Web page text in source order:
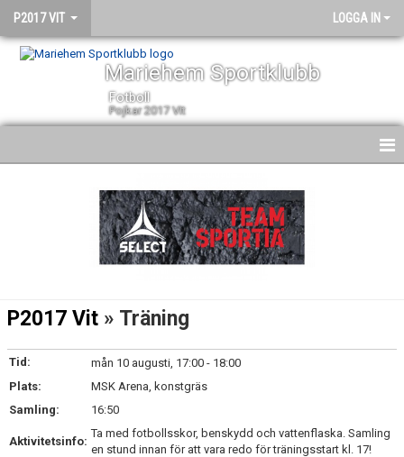
P2017 VIT LOGGA IN
Mariehem Sportklubb
Fotboll
Pojkar 2017 VIt
DOKUMENT
P2017 Vit » Träning
Tid:
mån 10 augusti, 17:00 - 18:00
Plats:
MSK Arena, konstgräs
Samling:
16:50
Aktivitetsinfo:
Ta med fotbollsskor, benskydd och vattenflaska. Samling
en stund innan för att vara redo för träningsstart kl. 17!